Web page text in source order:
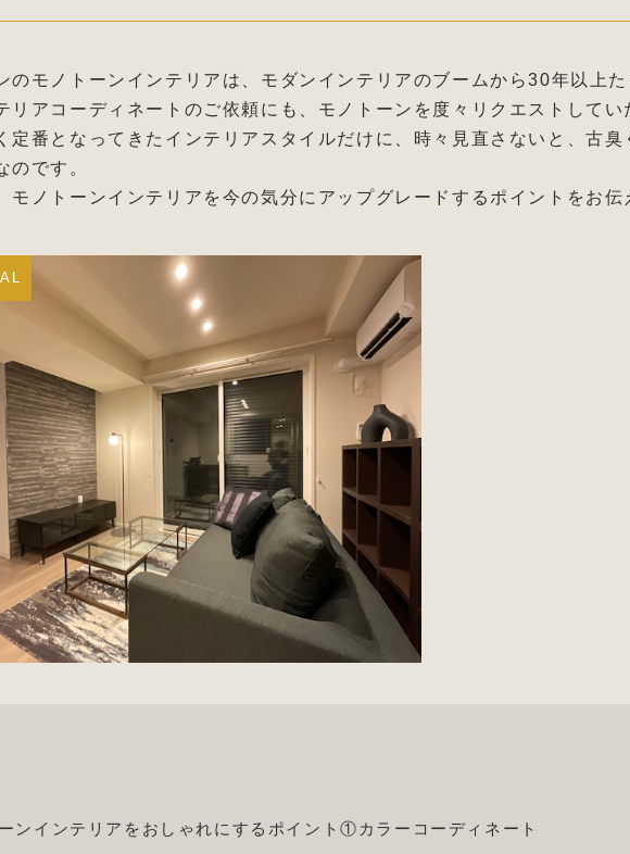
のモノトーンインテリアは、モダンインテリアのブームから30年以上た
リアコーディネートのご依頼にも、モノトーンを度々リクエストしてい
定番となってきたインテリアスタイルだけに、時々見直さないと、古臭
のです。
モノトーンインテリアを今の気分にアップグレードするポイントをお伝
ンインテリアをおしゃれにするポイント①カラーコーディネート